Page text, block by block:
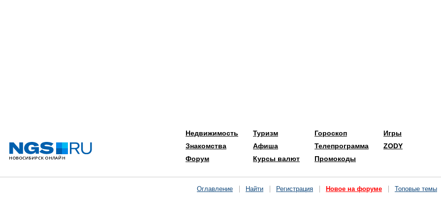
Недвижимость
Знакомства
Форум
Туризм
Афиша
Курсы валют
Гороскоп
Телепрограмма
Промокоды
Игры
ZODY
Оглавление Найти Регистрация Новое на форуме Топовые темы